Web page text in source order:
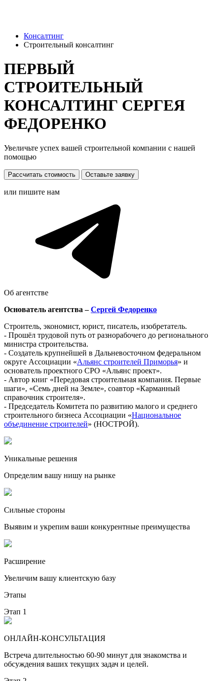
Консалтинг
Строительный консалтинг
ПЕРВЫЙ
СТРОИТЕЛЬНЫЙ
КОНСАЛТИНГ СЕРГЕЯ
ФЕДОРЕНКО
Увеличьте успех вашей строительной компании с нашей
помощью
Рассчитать стоимость Оставьте заявку
или пишите нам
Об агентстве
Основатель агентства –Сергей Федоренко
Строитель, экономист, юрист, писатель, изобретатель.
- Прошёл трудовой путь от разнорабочего до регионального
министра строительства.
- Создатель крупнейшей в Дальневосточном федеральном
округе Ассоциации «Альянс строителей Приморья» и
основатель проектного СРО «Альянс проект».
- Автор книг «Передовая строительная компания. Первые
шаги», «Семь дней на Земле», соавтор «Карманный
справочник строителя».
- Председатель Комитета по развитию малого и среднего
строительного бизнеса Ассоциации «Национальное
объединение строителей» (НОСТРОЙ).
Уникальные решения
Определим вашу нишу на рынке
Сильные стороны
Выявим и укрепим ваши конкурентные преимущества
Расширение
Увеличим вашу клиентскую базу
Этапы
Этап 1
ОНЛАЙН-КОНСУЛЬТАЦИЯ
Встреча длительностью 60-90 минут для знакомства и
обсуждения ваших текущих задач и целей.